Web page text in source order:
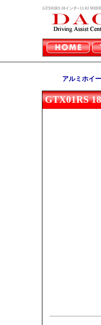
GTX01RS 18インチ×11.0J
アルミホイ
GTX01RS